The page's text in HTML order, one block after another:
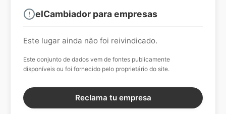
elCambiador para empresas
Este lugar ainda não foi reivindicado.
Este conjunto de dados vem de fontes publicamente
disponíveis ou foi fornecido pelo proprietário do site.
Reclama tu empresa